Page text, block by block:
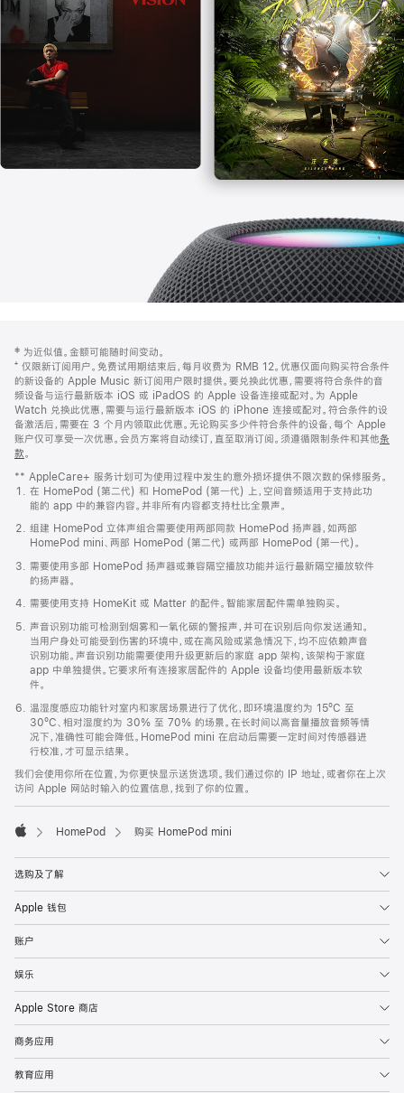
打
开)
页
页
脚
注
‡ 为近似值。金额可能随时间变动。
⁺ 仅限新订阅用户。免费试用期结束后，每月收费为 RMB 12。优惠仅面向购买符合条件
的新设备的 Apple Music 新订阅用户限时提供。要兑换此优惠，需要将符合条件的音
频设备与运行最新版本 iOS 或 iPadOS 的 Apple 设备连接或配对。为 Apple
Watch 兑换此优惠，需要与运行最新版本 iOS 的 iPhone 连接或配对。符合条件的设
备激活后，需要在 3 个月内领取此优惠。无论购买多少件符合条件的设备，每个 Apple
账户仅可享受一次优惠。会员方案将自动续订，直至取消订阅。须遵循限制条件和其他条
款。
窗
口
中
打
开)
** AppleCare+ 服务计划可为使用过程中发生的意外损坏提供不限次数的保修服务。
在 HomePod (第二代) 和 HomePod (第一代) 上，空间音频适用于支持此功
能的 app 中的兼容内容。并非所有内容都支持杜比全景声。
组建 HomePod 立体声组合需要使用两部同款 HomePod 扬声器，如两部
HomePod mini、两部 HomePod (第二代) 或两部 HomePod (第一代)。
需要使用多部 HomePod 扬声器或兼容隔空播放功能并运行最新隔空播放软件
的扬声器。
需要使用支持 HomeKit 或 Matter 的配件。智能家居配件需单独购买。
声音识别功能可检测到烟雾和一氧化碳的警报声，并可在识别后向你发送通知。
当用户身处可能受到伤害的环境中，或在高风险或紧急情况下，均不应依赖声音
识别功能。声音识别功能需要使用升级更新后的家庭 app 架构，该架构于家庭
app 中单独提供。它要求所有连接家居配件的 Apple 设备均使用最新版本软
件。
温湿度感应功能针对室内和家居场景进行了优化，即环境温度约为 15ºC 至
30ºC、相对湿度约为 30% 至 70% 的场景。在长时间以高音量播放音频等情
况下，准确性可能会降低。HomePod mini 在启动后需要一定时间对传感器进
行校准，才可显示结果。
我们会使用你所在位置，为你更快显示送货选项。我们通过你的 IP 地址，或者你在上次
访问 Apple 网站时输入的位置信息，找到了你的位置。
HomePod 购买 HomePod mini
选购及了解
Apple 钱包
账户
娱乐
Apple Store 商店
商务应用
教育应用